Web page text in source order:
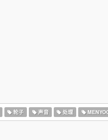
轮子 声音 处理